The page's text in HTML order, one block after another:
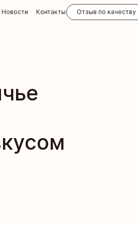
Новости Контакты Отзыв по качеству